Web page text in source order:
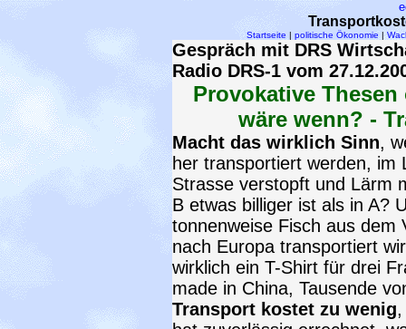
Startseite | politische Ökonomie |
Gespräch mit DRS
Radio DRS-1 vom
Provokative
wäre wenn? -
Macht das wirklich Sinn,
her transportiert werden,
Strasse verstopft und Lärm
B etwas billiger ist als in A?
tonnenweise Fisch aus dem
nach Europa transportiert
wirklich ein T-Shirt für drei
made in China, Tausende
Transport kostet zu wenig